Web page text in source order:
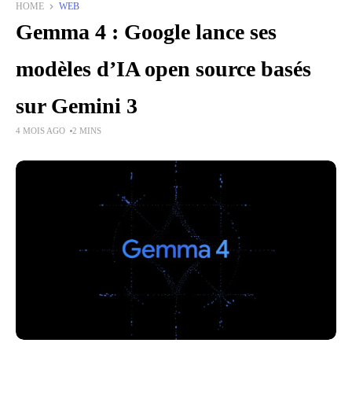
HOME WEB
Gemma 4 : Google lance ses
modèles d’IA open source basés
sur Gemini 3
4 MOIS AGO 2 MINS